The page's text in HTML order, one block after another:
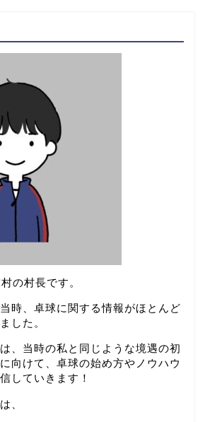
の村長です。
時、卓球に関する情報がほとんど
した。
、当時の私と同じような境遇の初
向けて、卓球の始め方やノウハウ
していきます！
、